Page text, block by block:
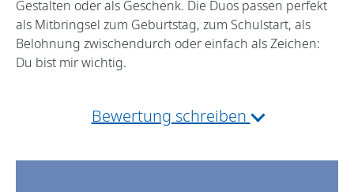
Gestalten oder als Geschenk. Die Duos passen perfekt
als Mitbringsel zum Geburtstag, zum Schulstart, als
Belohnung zwischendurch oder einfach als Zeichen:
Du bist mir wichtig.
Bewertung schreiben